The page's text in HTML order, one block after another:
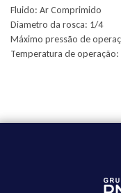
Fluido: Ar Comprimido
Diametro da rosca: 1/4
Máximo pressão de
Temperatura de operação: